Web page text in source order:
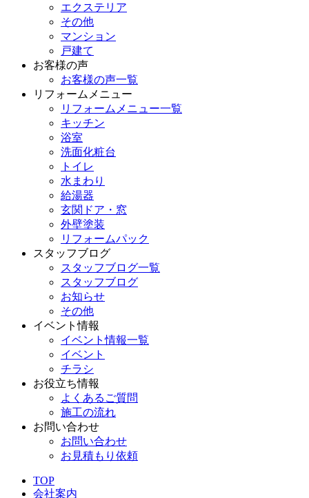
エクステリア
その他
マンション
戸建て
お客様の声
お客様の声一覧
リフォームメニュー
リフォームメニュー一覧
キッチン
浴室
洗面化粧台
トイレ
水まわり
給湯器
玄関ドア・窓
外壁塗装
リフォームパック
スタッフブログ
スタッフブログ一覧
スタッフブログ
お知らせ
その他
イベント情報
イベント情報一覧
イベント
チラシ
お役立ち情報
よくあるご質問
施工の流れ
お問い合わせ
お問い合わせ
お見積もり依頼
TOP
会社案内